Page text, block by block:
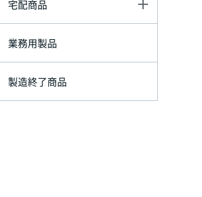
宅配商品
業務用製品
製造終了商品